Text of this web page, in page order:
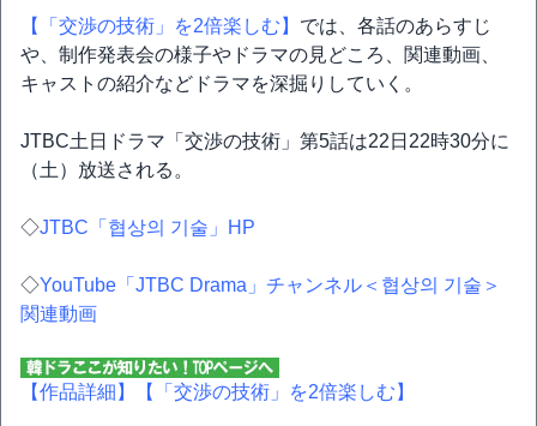
【「交渉の技術」を2倍楽しむ】 では、各話のあらすじ
や、制作発表会の様子やドラマの見どころ、関連動画、
キャストの紹介などドラマを深掘りしていく。
JTBC土日ドラマ「交渉の技術」第5話は22日22時30分に
（土）放送される。
◇JTBC「협상의 기술」HP
◇YouTube「JTBC Drama」チャンネル＜협상의 기술＞
関連動画
【作品詳細】 【「交渉の技術」を2倍楽しむ】